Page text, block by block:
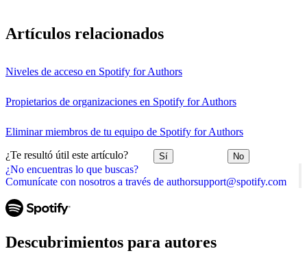
¿No encuentras lo que buscas?
Comunícate con nosotros a través de authorsupport@spotify.com
Artículos relacionados
Niveles de acceso en Spotify for Authors
Propietarios de organizaciones en Spotify for Authors
Eliminar miembros de tu equipo de Spotify for Authors
¿Te resultó útil este artículo? Sí No
Descubrimientos para autores